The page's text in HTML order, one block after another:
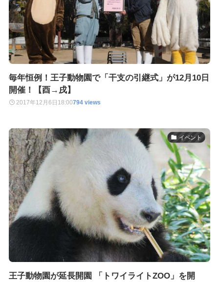
毎年恒例！王子動物園で「干支の引継式」が12月10日
開催！【酉→戌】
2017年12月6日 18:00794 views
イベント
王子動物園が延長開園 「トワイライトZOO」を開